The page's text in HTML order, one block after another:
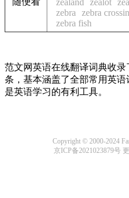
zealand
zealot
zebra
zebra
zebra fish
范文网英语在线翻译词典收录
条，基本涵盖了全部常用英语
是英语学习的有利工具。
Copyright © 2000-2024
京ICP备2021023879号更